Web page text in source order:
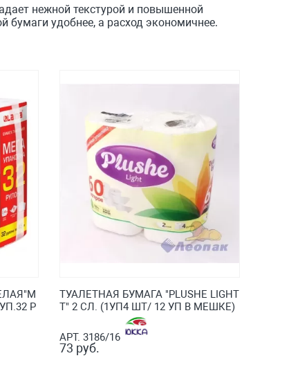
нежной текстурой и повышенной
бумаги удобнее, а расход экономичнее.
Р
ТУАЛЕТНАЯ БУМАГА "PLUSHE LIGHT
T" 2 СЛ. (1УП4 ШТ/ 12 УП В МЕШКЕ)
АРТ. 3186/16
73 руб.